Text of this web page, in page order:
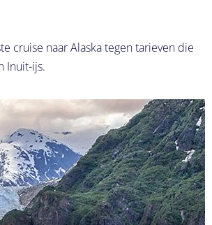
cruise naar Alaska tegen tarieven die
Inuit-ijs.